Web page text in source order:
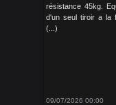
résistance 45kg.
d'un seul tiroir a la
(...)
09/07/2026 00:00